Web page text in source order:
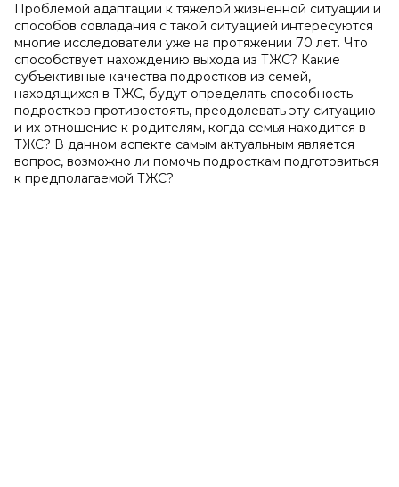
Проблемой адаптации к тяжелой жизненной ситуации и
способов совладания с такой ситуацией интересуются
многие исследователи уже на протяжении 70 лет. Что
способствует нахождению выхода из ТЖС? Какие
субъективные качества подростков из семей,
находящихся в ТЖС, будут определять способность
подростков противостоять, преодолевать эту ситуацию
и их отношение к родителям, когда семья находится в
ТЖС? В данном аспекте самым актуальным является
вопрос, возможно ли помочь подросткам подготовиться
к предполагаемой ТЖС?